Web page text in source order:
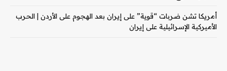
أمريكا تشن ضربات “قوية” على إيران بعد الهجوم على الأردن | الحرب
الأميركية الإسرائيلية على إيران